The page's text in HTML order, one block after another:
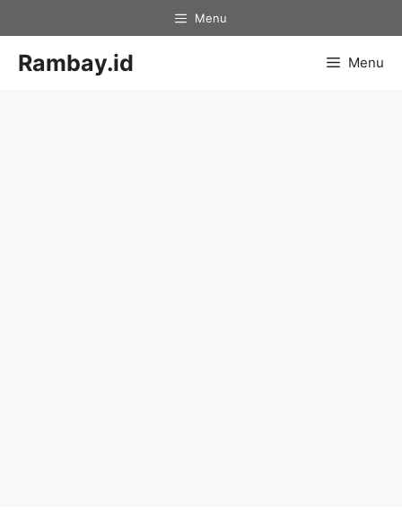
to
content
Menu
Rambay.id Menu